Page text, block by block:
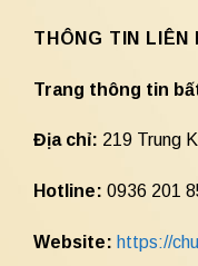
THÔNG TIN LIÊN
Trang thông tin
Địa chỉ: 219 Trung
Hotline: 0936 201
Website: https://